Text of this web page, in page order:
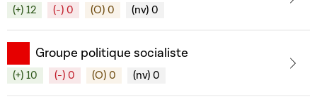
(+) 12 (-) 0 (O) 0 (nv) 0
Groupe politique socialiste
(+) 10 (-) 0 (O) 0 (nv) 0